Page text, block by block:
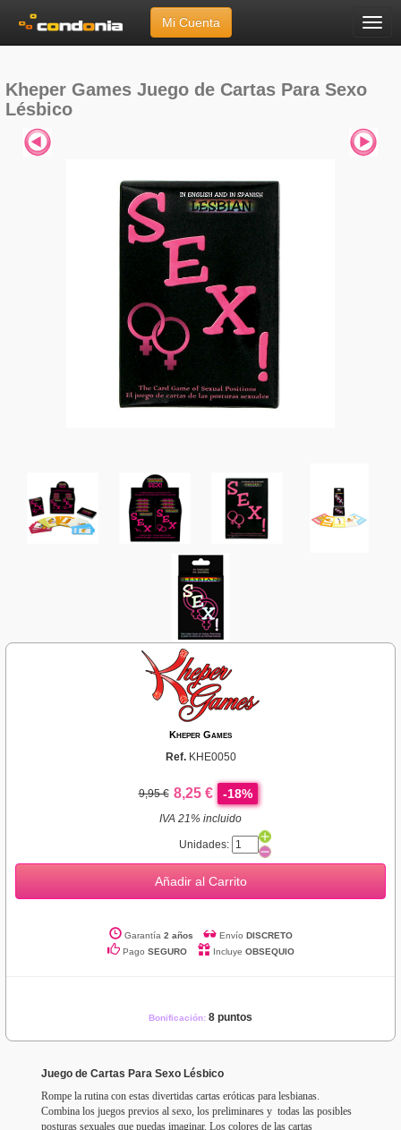
Menú
Mi Cuenta
Kheper Games»Juego de Cartas Para Sexo Lésbico
Kheper Games Juego de Cartas Para Sexo
Lésbico
Kheper Games
Ref. KHE0050
9,95 € 8,25 € -18%
IVA 21% incluido
Unidades:
Añadir al Carrito
Garantía 2 años Envío DISCRETO
Pago SEGURO Incluye OBSEQUIO
Bonificación: 8 puntos
Juego de Cartas Para Sexo Lésbico
Rompe la rutina con estas divertidas cartas eróticas para lesbianas.
Combina los juegos previos al sexo, los preliminares y todas las posibles
posturas sexuales que puedas imaginar. Los colores de las cartas